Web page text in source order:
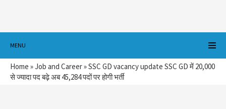
MENU
Home »Job and Career»SSC GD vacancy update SSC GD में 20,000
से ज्यादा पद बढ़े अब 45,284 पदों पर होगी भर्ती